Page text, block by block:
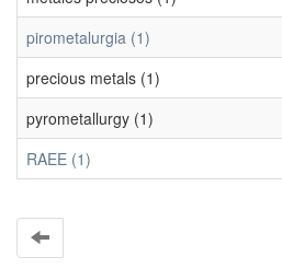
pirometalurgia (1)
precious metals (1)
pyrometallurgy (1)
RAEE (1)